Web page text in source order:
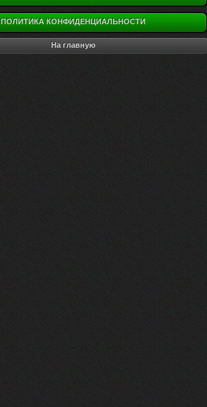
ПОЛИТИКА КОНФИДЕНЦИАЛЬНОСТИ
На главную